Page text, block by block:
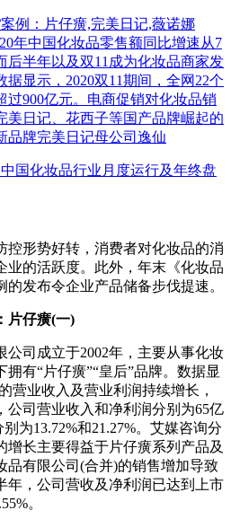
例：片仔癀,完美日记,薇诺娜
年中国化妆品零售额同比增速从7
后半年以及双11成为化妆品商家发
显示，2020双11期间，全网22个
过900亿元。电商促销对化妆品销
美日记、花西子等国产品牌崛起的
品牌完美日记母公司逸仙
形势好转，消费者对化妆品的消
业的活跃度。此外，年末《化妆品
发布令企业产品储备步伐提速。
片仔癀(一)
司成立于2002年，主要从事化妆
有“片仔癀”“皇后”品牌。数据显
营业收入及营业利润持续增长，
公司营业收入和净利润分别为65亿
为13.72%和21.27%。艾媒咨询分
增长主要得益于片仔癀系列产品及
品有限公司(合并)的销售增加导致
年，公司营收及净利润已达到上市
。